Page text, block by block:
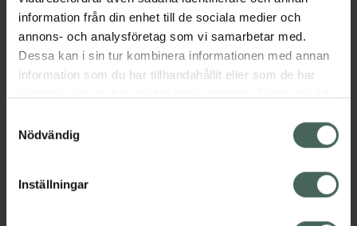
information från din enhet till de sociala medier och
annons- och analysföretag som vi samarbetar med.
Dessa kan i sin tur kombinera informationen med annan
information som du har tillhandahållit eller som de har
återkalla ditt samtycke via webbplatsens
cookieinställningar. Ett återkallat samtycke påverkar inte
lagligheten av behandling som skett innan återkallelsen.
Nödvändig
Inställningar
Läs alltid bipacksedeln innan
användning.
EAN:07046260486980
Visa